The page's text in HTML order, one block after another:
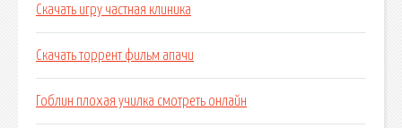
Скачать игру частная клиника
Скачать торрент фильм апачи
Гоблин плохая училка смотреть онлайн